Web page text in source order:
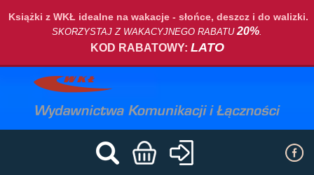
Książki z WKŁ idealne na wakacje - słońce, deszcz i do walizki.
SKORZYSTAJ Z WAKACYJNEGO RABATU20%.
KOD RABATOWY: LATO